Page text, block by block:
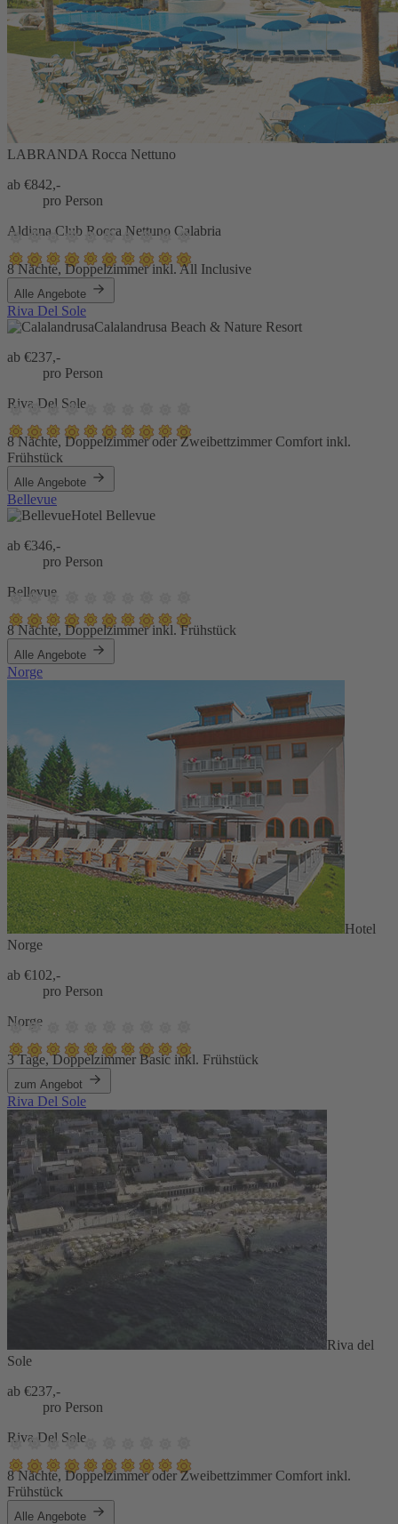
LABRANDA Rocca Nettuno
ab €842,-
pro Person
Aldiana Club Rocca Nettuno Calabria
8 Nächte, Doppelzimmer inkl. All Inclusive
Alle Angebote
Riva Del Sole
Calalandrusa Beach & Nature Resort
ab €237,-
pro Person
Riva Del Sole
8 Nächte, Doppelzimmer oder Zweibettzimmer Comfort inkl.
Frühstück
Alle Angebote
Bellevue
Hotel Bellevue
ab €346,-
pro Person
Bellevue
8 Nächte, Doppelzimmer inkl. Frühstück
Alle Angebote
Norge
Hotel
Norge
ab €102,-
pro Person
Norge
3 Tage, Doppelzimmer Basic inkl. Frühstück
zum Angebot
Riva Del Sole
Riva del
Sole
ab €237,-
pro Person
Riva Del Sole
8 Nächte, Doppelzimmer oder Zweibettzimmer Comfort inkl.
Frühstück
Alle Angebote